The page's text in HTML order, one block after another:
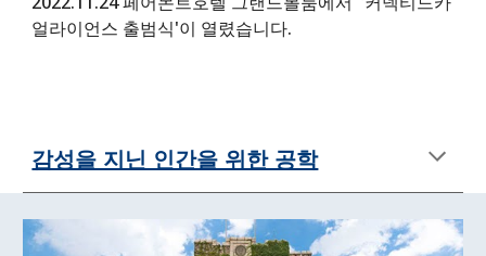
얼라이언스 출범식'이 열렸습니다.
감성을 지닌 인간을 위한 공학